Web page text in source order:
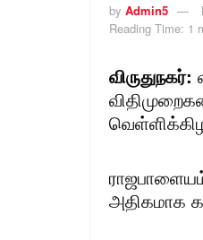
by Admin5
Reading Time: 1
விருதுநகர்:
அதிகமாக